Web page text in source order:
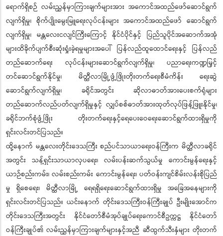
ရောက်ရှိစဉ် လမ်းညွှန်မှာကြားချက်များအား အကောင်အထည်ဖော်ဆောင်ရွက်
လျက်ရှိမှု၊ စိုက်ပျိုးမွေးမြူရေးလုပ်ငန်းများ အကောင်အထည်ဖော် ဆောင်ရွက်
လျက်ရှိမှု၊ မန္တလေးငလျင်ကြီးကြောင့် နိုင်ငံပိုင်နှင့် ပြည်သူပိုင်အဆောက်အအုံ
များထိခိုက်ပျက်စီးဆုံးရှုံးခဲ့ရမှုများအပေါ် ပြန်လည်ထူထောင်ရေးနှင့် ပြန်လည်
တည်ဆောက်ရေး လုပ်ငန်းများဆောင်ရွက်လျက်ရှိမှု၊ ပညာရေးကဏ္ဍမြှင့်
တင်ဆောင်ရွက်နိုင်မှု၊ မိတ္ထီလာမြို့ဖွံ့ဖြိုးတိုးတက်ရေးစီမံကိန်း ရေးဆွဲ
ဆောင်ရွက်လျက်ရှိမှု၊ ခရိုင်အတွင်း ဆိုလာဓာတ်အားပေးစက်ရုံများ
တည်ဆောက်လည်ပတ်လျက်ရှိမှုနှင့် လျှပ်စစ်ဓာတ်အားထုတ်လုပ်ဖြန့်ဖြူးနိုင်မှု၊
ခရိုင်ဘက်စုံဖွံ့ဖြိုး တိုးတက်ရေးနှင့်ရေပေးဝေရေးဆောင်ရွက်ထားရှိမှုကို
ရှင်းလင်းတင်ပြသည်။
ထို့နောက် မန္တလေးတိုင်းဒေသကြီး စည်ပင်သာယာရေးဝန်ကြီးက မိတ္ထီလာခရိုင်
အတွင်း သန့်ရှင်းသာယာလှပရေး၊ လမ်းပန်းဆက်သွယ်မှု ကောင်းမွန်ရေးနှင့်
ယာဉ်စည်းကမ်း၊ လမ်းစည်းကမ်း ကောင်းမွန်ရေး၊ ပတ်ဝန်းကျင်စိမ်းလန်းစိုပြည်
မှု ရှိစေရေး၊ မိတ္ထီလာမြို့ ရေရရှိရေးဆောင်ရွက်ထားရှိမှု အခြေအနေများကို
ရှင်းလင်းတင်ပြသည်။ ယင်းနောက် တိုင်းဒေသကြီးဝန်ကြီးချုပ် ဦးမျိုးအောင်က
တိုင်းဒေသကြီးအတွင်း နိုင်ငံတော်စီမံအုပ်ချုပ်ရေးကောင်စီဥက္ကဋ္ဌ နိုင်ငံတော်
ဝန်ကြီးချုပ်၏ လမ်းညွှန်မှာကြားချက်များနှင့်အညီ ဆီထွက်သီးနှံများ တိုးတက်